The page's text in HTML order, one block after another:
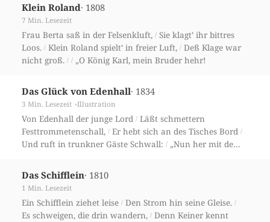
Klein Roland· 1808
7 Min. Lesezeit
Frau Berta saß in der Felsenkluft, /Sie klagt’ ihr bittres
Loos. /Klein Roland spielt’ in freier Luft, /Deß Klage war
nicht groß. / /„O König Karl, mein Bruder hehr!
Das Glück von Edenhall· 1834
3 Min. Lesezeit Illustration
Von Edenhall der junge Lord /Läßt schmettern
Festtrommetenschall, /Er hebt sich an des Tisches Bord /
Und ruft in trunkner Gäste Schwall: /„Nun her mit dem
den Spruch,
Das Schifflein· 1810
1 Min. Lesezeit
Ein Schifflein ziehet leise /Den Strom hin seine Gleise. /
Es schweigen, die drin wandern, /Denn Keiner kennt